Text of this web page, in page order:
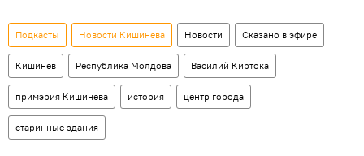
Подкасты Новости Кишинева Новости Сказано в эфире
Кишинев Республика Молдова Василий Киртока
примэрия Кишинева история центр города
старинные здания